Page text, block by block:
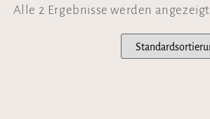
Alle 2 Ergebnisse werden angezeigt